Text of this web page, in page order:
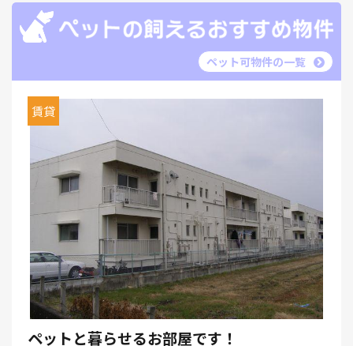
ペット可物件の一覧
賃貸
ペットと暮らせるお部屋です！